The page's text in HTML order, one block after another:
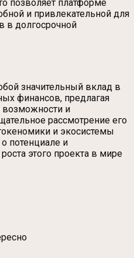
позволяет платформе
и привлекательной для
в долгосрочной
значительный вклад в
финансов, предлагая
возможности и
рассмотрение его
и экосистемы
потенциале и
этого проекта в мире